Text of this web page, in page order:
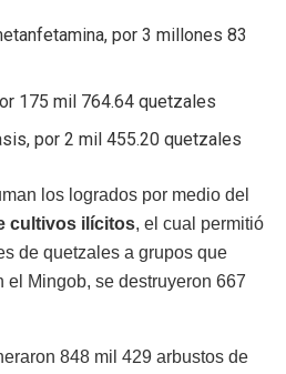
por 3 millones 83
175 mil 764.64 quetzales
por 2 mil 455.20 quetzales
los logrados por medio del
cultivos ilícitos, el cual permitió
de quetzales a grupos que
el Mingob, se destruyeron 667
848 mil 429 arbustos de